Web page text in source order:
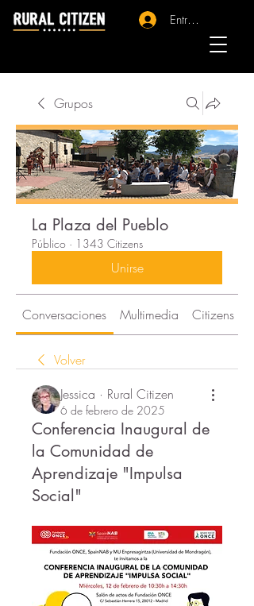
Entrar - Registro
Grupos
La Plaza del Pueblo
Público · 1343 Citizens
Unirse
Conversaciones Multimedia Citizens
Volver
Jessica · Rural Citizen
6 de febrero de 2025
Conferencia Inaugural de
la Comunidad de
Aprendizaje "Impulsa
Social"